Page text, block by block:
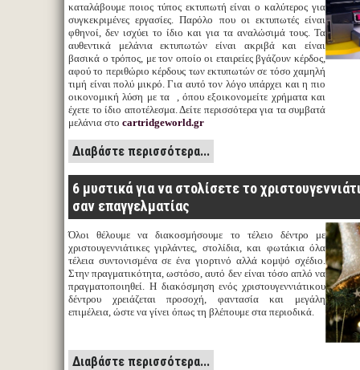
καταλάβουμε ποιος τύπος εκτυπωτή είναι ο καλύτερος για
συγκεκριμένες εργασίες. Παρόλο που οι εκτυπωτές είναι
φθηνοί, δεν ισχύει το ίδιο και για τα αναλώσιμά τους. Τα
αυθεντικά μελάνια εκτυπωτών είναι ακριβά και είναι
βασικά ο τρόπος, με τον οποίο οι εταιρείες βγάζουν κέρδος,
αφού το περιθώριο κέρδους των εκτυπωτών σε τόσο χαμηλή
τιμή είναι πολύ μικρό. Για αυτό τον λόγο υπάρχει και η πιο
οικονομική λύση με τα , όπου εξοικονομείτε χρήματα και
έχετε το ίδιο αποτέλεσμα. Δείτε περισσότερα για τα συμβατά
μελάνια στο cartridgeworld.gr
Διαβάστε περισσότερα...
6 μυστικά για να στολίσετε το
σαν επαγγελματίας
Όλοι θέλουμε να διακοσμήσουμε το τέλειο δέντρο με
χριστουγεννιάτικες γιρλάντες, στολίδια, και φωτάκια όλα
τέλεια συντονισμένα σε ένα γιορτινό αλλά κομψό σχέδιο.
Στην πραγματικότητα, ωστόσο, αυτό δεν είναι τόσο απλό να
πραγματοποιηθεί. Η διακόσμηση ενός χριστουγεννιάτικου
δέντρου χρειάζεται προσοχή, φαντασία και μεγάλη
επιμέλεια, ώστε να γίνει όπως τη βλέπουμε στα περιοδικά.
Διαβάστε περισσότερα...